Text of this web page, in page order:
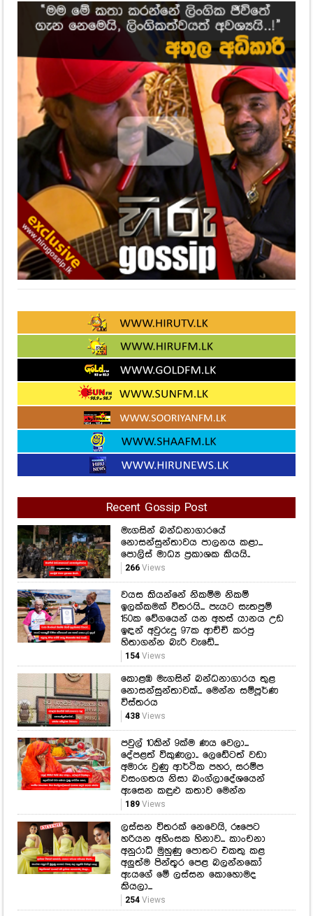
Recent Gossip Post
මැගසින් බන්ධනාගාරයේ
නොසන්සුන්තාවය පාලනය කළා...
පොලිස් මාධ්‍ය ප්‍රකාශක කියයි..
266Views
වයස කියන්නේ නිකම්ම නිකම්
ඉලක්කමක් විතරයි... පැයට සැතපුම්
150ක වේගයෙන් යන අහස් යානය උඩ
ඉඳන් අවුරුදු 97ක ආච්චි කරපු
හිතාගන්න බැරි වැඩේ...
154Views
කොළඹ මැගසින් බන්ධනාගාරය තුළ
නොසන්සුන්තාවක්... මෙන්න සම්පූර්ණ
විස්තරය
438Views
පවුල් 10කින් 9ක්ම ණය වෙලා...
දේපළත් විකුණලා.. ලෙඩේටත් වඩා
අමාරු වුණු ආර්ථික පහර, සරම්ප
වසංගතය නිසා බංග්ලාදේශයෙන්
ඇසෙන කඳුළු කතාව මෙන්න
189Views
ලස්සන විතරක් නෙවෙයි, රූපෙට
හරියන අහිංසක හිනාව... කාංචනා
අනුරාධි මුහුණු පොතට එකතු කළ
අලුත්ම පින්තූර පෙළ බලන්නකෝ
ඇයගේ මේ ලස්සන කොහොමද
කියලා...
254Views